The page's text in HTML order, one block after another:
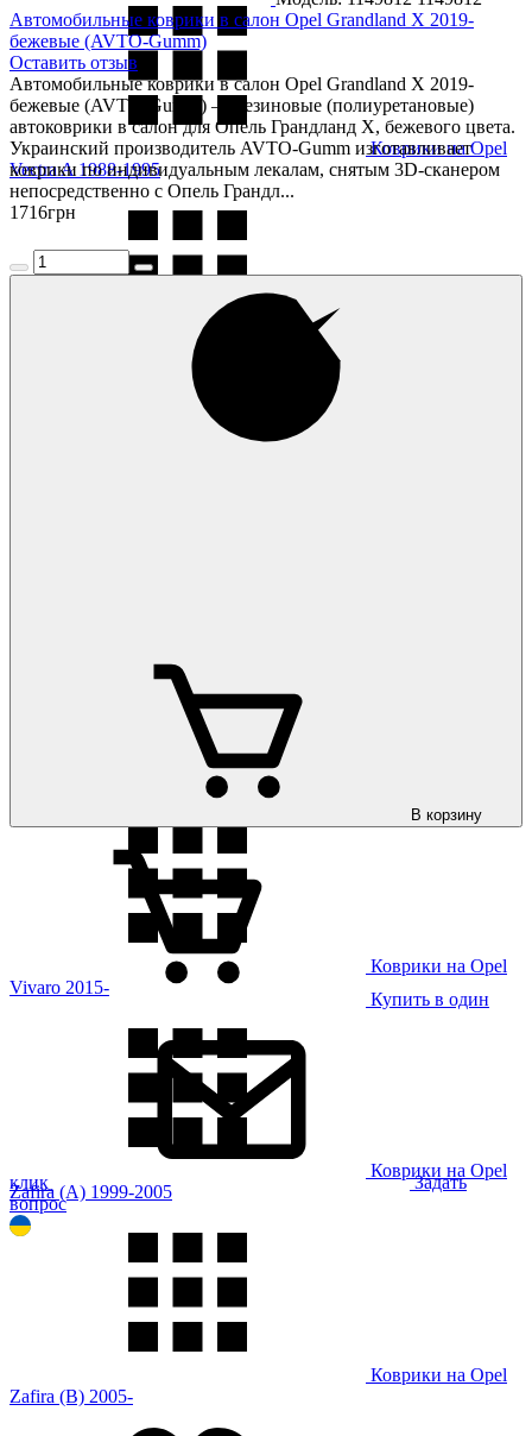
Коврики на Opel
Vectra A 1988-1995
Коврики на Opel
Vivaro 2015-
Коврики на Opel
Zafira (A) 1999-2005
Коврики на Opel
Zafira (B) 2005-
Автомобильные коврики в салон Opel Grandland X 2019-
бежевые (AVTO-Gumm)
Оставить отзыв
Автомобильные коврики в салон Opel Grandland X 2019-
бежевые (AVTO-Gumm) — резиновые (полиуретановые)
автоковрики в салон для Опель Грандланд Х, бежевого цвета.
Украинский производитель AVTO-Gumm изготавливает
коврики по индивидуальным лекалам, снятым 3D-сканером
непосредственно с Опель Грандл...
1716грн
В корзину
Купить в один
клик
Задать
вопрос